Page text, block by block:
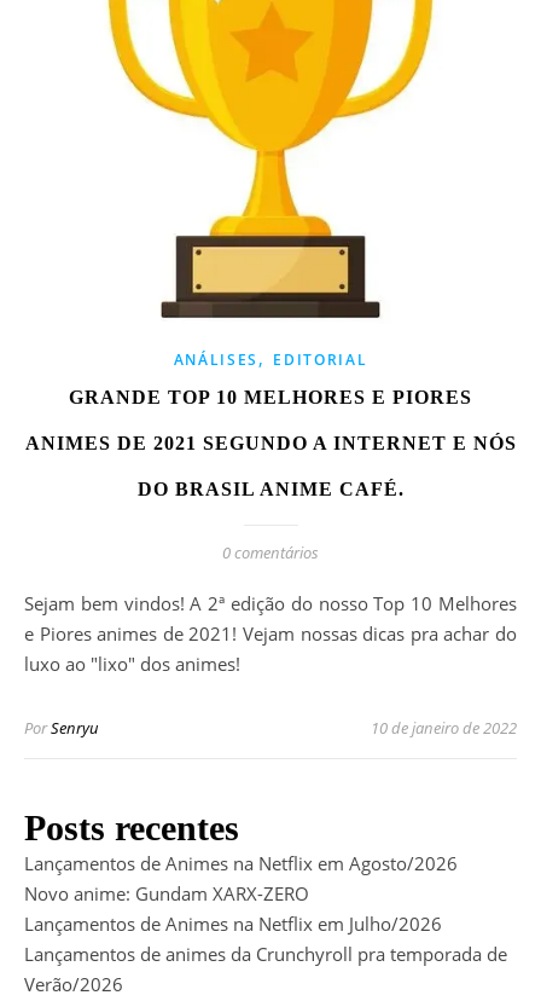
ANÁLISES, EDITORIAL
GRANDE TOP 10 MELHORES E PIORES
ANIMES DE 2021 SEGUNDO A INTERNET E NÓS
DO BRASIL ANIME CAFÉ.
0 comentários
Sejam bem vindos! A 2ª edição do nosso Top 10 Melhores
e Piores animes de 2021! Vejam nossas dicas pra achar do
luxo ao "lixo" dos animes!
PorSenryu 10 de janeiro de 2022
Posts recentes
Lançamentos de Animes na Netflix em Agosto/2026
Novo anime: Gundam XARX-ZERO
Lançamentos de Animes na Netflix em Julho/2026
Lançamentos de animes da Crunchyroll pra temporada de
Verão/2026